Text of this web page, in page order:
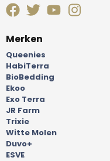
Merken
Queenies
HabiTerra
BioBedding
Ekoo
Exo Terra
JR Farm
Trixie
Witte Molen
Duvo+
ESVE